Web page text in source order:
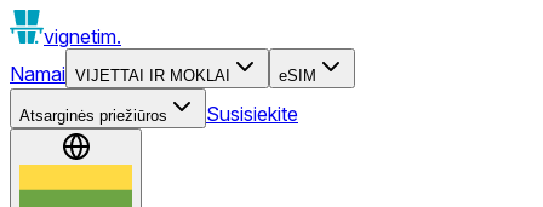
vignetim.
Namai VIJETTAI IR MOKLAI eSIM
Atsarginės priežiūros Susisiekite